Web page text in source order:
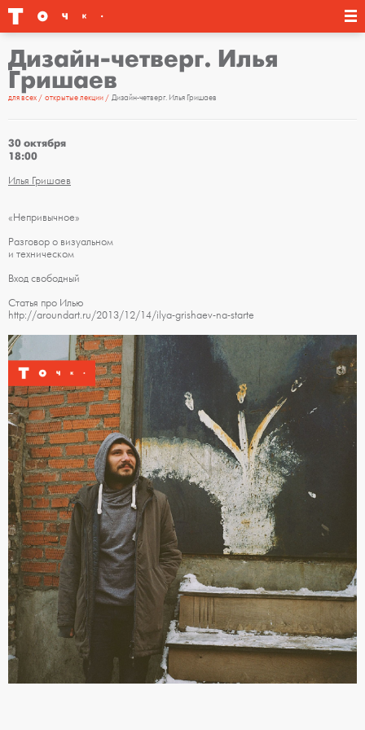
Дизайн-четверг. Илья
Гришаев
для всех открытые лекции Дизайн-четверг. Илья Гришаев
30 октября
18:00
Илья Гришаев
«Непривычное»
Разговор о визуальном
и техническом
Вход свободный
Статья про Илью
http://aroundart.ru/2013/12/14/ilya-grishaev-na-starte